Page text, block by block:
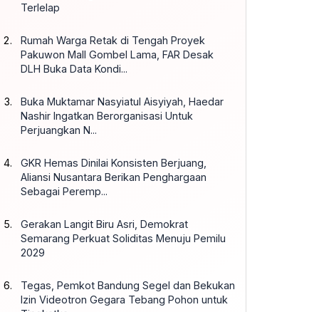
Terlelap
Rumah Warga Retak di Tengah Proyek
Pakuwon Mall Gombel Lama, FAR Desak
DLH Buka Data Kondi...
Buka Muktamar Nasyiatul Aisyiyah, Haedar
Nashir Ingatkan Berorganisasi Untuk
Perjuangkan N...
GKR Hemas Dinilai Konsisten Berjuang,
Aliansi Nusantara Berikan Penghargaan
Sebagai Peremp...
Gerakan Langit Biru Asri, Demokrat
Semarang Perkuat Soliditas Menuju Pemilu
2029
Tegas, Pemkot Bandung Segel dan Bekukan
Izin Videotron Gegara Tebang Pohon untuk